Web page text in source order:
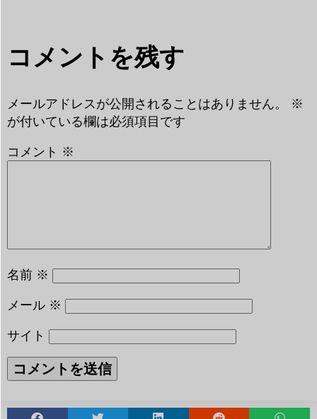
コメントを残す
メールアドレスが公開されることはありません。
※
が付いている欄は必須項目です
コメント ※
名前 ※
メール ※
サイト